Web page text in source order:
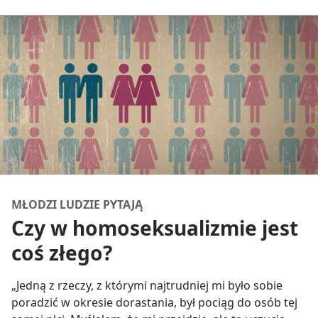
MŁODZI LUDZIE PYTAJĄ
Czy w homoseksualizmie jest
coś złego?
„Jedną z rzeczy, z którymi najtrudniej mi było sobie
poradzić w okresie dorastania, był pociąg do osób tej